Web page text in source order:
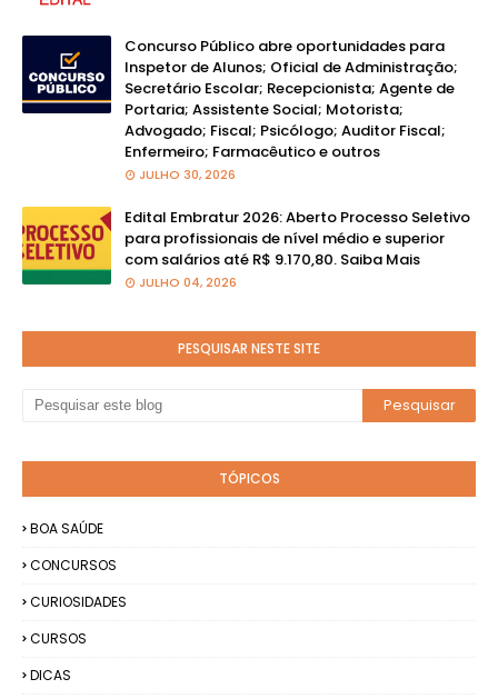
Concurso Público abre oportunidades para
Inspetor de Alunos; Oficial de Administração;
Secretário Escolar; Recepcionista; Agente de
Portaria; Assistente Social; Motorista;
Advogado; Fiscal; Psicólogo; Auditor Fiscal;
Enfermeiro; Farmacêutico e outros
JULHO 30, 2026
Edital Embratur 2026: Aberto Processo Seletivo
para profissionais de nível médio e superior
com salários até R$ 9.170,80. Saiba Mais
JULHO 04, 2026
PESQUISAR NESTE SITE
TÓPICOS
BOA SAÚDE
CONCURSOS
CURIOSIDADES
CURSOS
DICAS